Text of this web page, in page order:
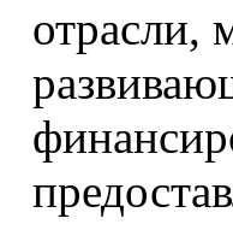
отрасли,